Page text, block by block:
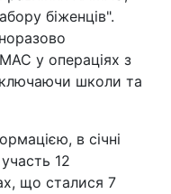
біженців".
у операціях з
школи та
в січні
12
що сталися 7